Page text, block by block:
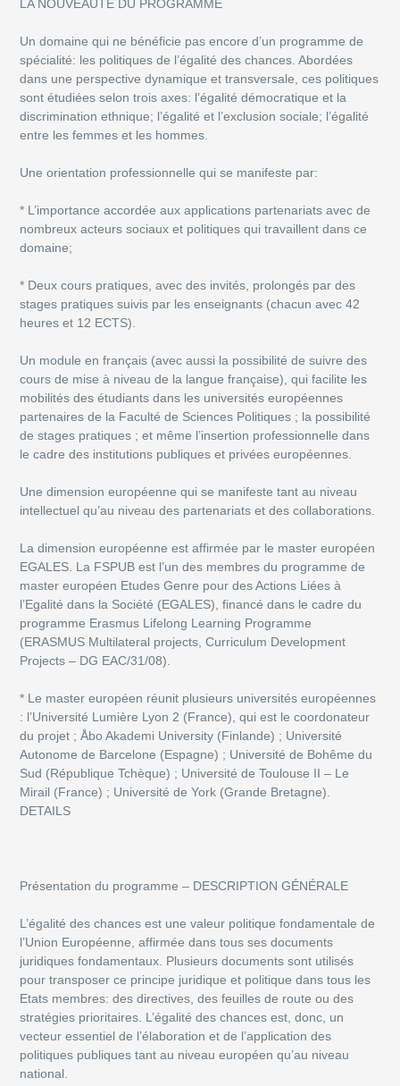
LA NOUVEAUTÉ DU PROGRAMME
Un domaine qui ne bénéficie pas encore d’un programme de
spécialité: les politiques de l’égalité des chances. Abordées
dans une perspective dynamique et transversale, ces politiques
sont étudiées selon trois axes: l’égalité démocratique et la
discrimination ethnique; l’égalité et l’exclusion sociale; l’égalité
entre les femmes et les hommes.
Une orientation professionnelle qui se manifeste par:
* L’importance accordée aux applications partenariats avec de
nombreux acteurs sociaux et politiques qui travaillent dans ce
domaine;
* Deux cours pratiques, avec des invités, prolongés par des
stages pratiques suivis par les enseignants (chacun avec 42
heures et 12 ECTS).
Un module en français (avec aussi la possibilité de suivre des
cours de mise à niveau de la langue française), qui facilite les
mobilités des étudiants dans les universités européennes
partenaires de la Faculté de Sciences Politiques ; la possibilité
de stages pratiques ; et même l’insertion professionnelle dans
le cadre des institutions publiques et privées européennes.
Une dimension européenne qui se manifeste tant au niveau
intellectuel qu’au niveau des partenariats et des collaborations.
La dimension européenne est affirmée par le master européen
EGALES. La FSPUB est l’un des membres du programme de
master européen Etudes Genre pour des Actions Liées à
l’Egalité dans la Société (EGALES), financé dans le cadre du
programme Erasmus Lifelong Learning Programme
(ERASMUS Multilateral projects, Curriculum Development
Projects – DG EAC/31/08).
* Le master européen réunit plusieurs universités européennes
: l’Université Lumière Lyon 2 (France), qui est le coordonateur
du projet ; Åbo Akademi University (Finlande) ; Université
Autonome de Barcelone (Espagne) ; Université de Bohême du
Sud (République Tchèque) ; Université de Toulouse II – Le
Mirail (France) ; Université de York (Grande Bretagne).
DETAILS
Présentation du programme – DESCRIPTION GÉNÉRALE
L’égalité des chances est une valeur politique fondamentale de
l’Union Européenne, affirmée dans tous ses documents
juridiques fondamentaux. Plusieurs documents sont utilisés
pour transposer ce principe juridique et politique dans tous les
Etats membres: des directives, des feuilles de route ou des
stratégies prioritaires. L’égalité des chances est, donc, un
vecteur essentiel de l’élaboration et de l’application des
politiques publiques tant au niveau européen qu’au niveau
national.